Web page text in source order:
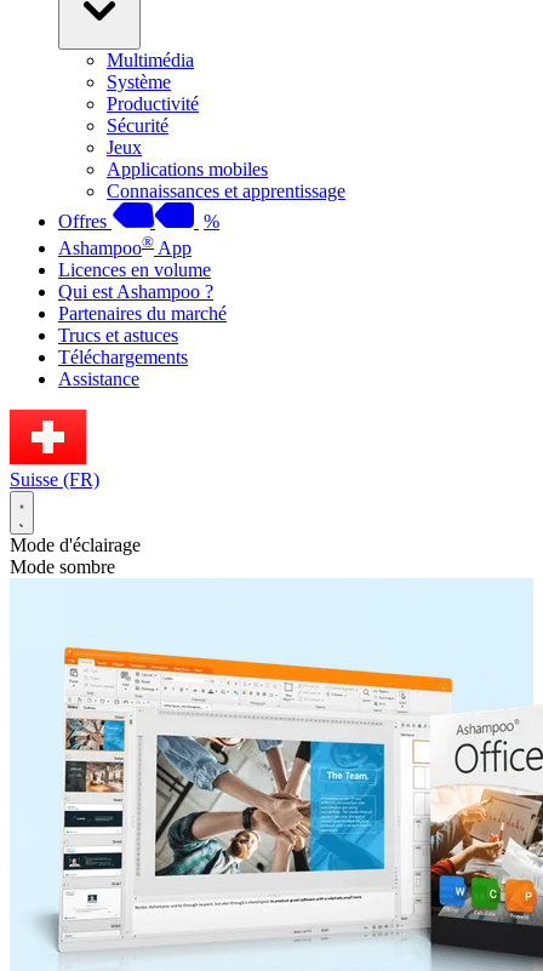
Multimédia
Système
Productivité
Sécurité
Jeux
Applications mobiles
Connaissances et apprentissage
Offres
%
Ashampoo® App
Licences en volume
Qui est Ashampoo ?
Partenaires du marché
Trucs et astuces
Téléchargements
Assistance
Suisse (FR)
Mode d'éclairage
Mode sombre